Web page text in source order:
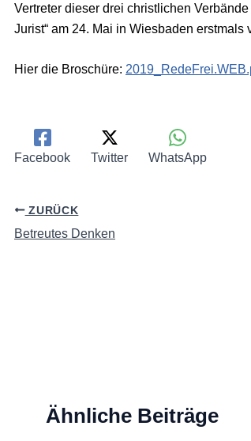
Vertreter dieser drei christlichen
Jurist“ am 24. Mai in Wiesbaden erstmals
Hier die Broschüre:
Facebook Twitter WhatsApp
ZURÜCK
Betreutes Denken
Ähnliche Beiträge